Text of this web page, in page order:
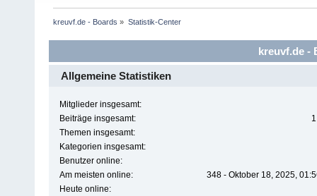
kreuvf.de - Boards » Statistik-Center
kreuvf.de -
Allgemeine Statistiken
Mitglieder insgesamt:
Beiträge insgesamt:
Themen insgesamt:
Kategorien insgesamt:
Benutzer online:
Am meisten online:
348 - Oktober 18, 2025,
Heute online: